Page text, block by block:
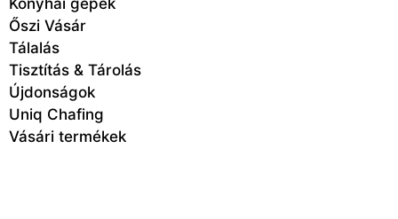
Őszi Vásár
Tálalás
Tisztítás & Tárolás
Újdonságok
Uniq Chafing
Vásári termékek